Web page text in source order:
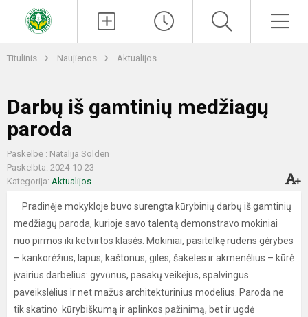
Titulinis Naujienos Aktualijos
Darbų iš gamtinių medžiagų
paroda
Paskelbė : Natalija Solden
Paskelbta: 2024-10-23
Kategorija: Aktualijos
Pradinėje mokykloje buvo surengta kūrybinių darbų iš gamtinių
medžiagų paroda, kurioje savo talentą demonstravo mokiniai
nuo pirmos iki ketvirtos klasės. Mokiniai, pasitelkę rudens gėrybes
– kankorėžius, lapus, kaštonus, giles, šakeles ir akmenėlius – kūrė
įvairius darbelius: gyvūnus, pasakų veikėjus, spalvingus
paveikslėlius ir net mažus architektūrinius modelius. Paroda ne
tik skatino kūrybiškumą ir aplinkos pažinimą, bet ir ugdė